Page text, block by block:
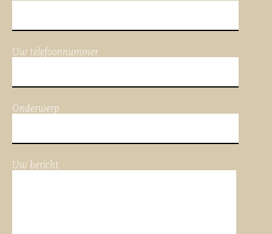
Uw telefoonnummer
Onderwerp
Uw bericht